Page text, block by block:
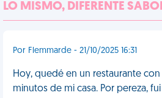
LO MISMO, DIFERENTE
Por Flemmarde - 21/10/2025 16:31
Hoy, quedé en un restaurante
minutos de mi casa. Por pereza,